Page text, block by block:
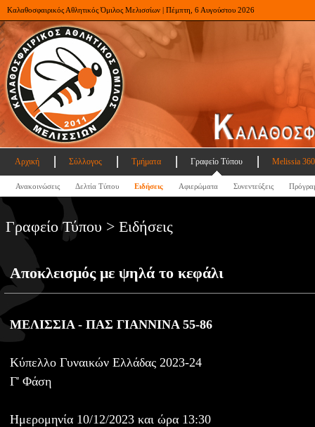
Καλαθοσφαιρικός Αθλητικός Όμιλος Μελισσίων | Πέμπτη, 6 Αυγούστου 2026
Αρχική Σύλλογος Τμήματα Γραφείο Τύπου Melissia
Ανακοινώσεις Δελτία Τύπου Ειδήσεις Αφιερώματα Συνεντεύξεις
Γραφείο Τύπου > Ειδήσεις
Αποκλεισμός με ψηλά το κεφάλι
ΜΕΛΙΣΣΙΑ - ΠΑΣ ΓΙΑΝΝΙΝΑ 55-86
Κύπελλο Γυναικών Ελλάδας 2023-24
Γ' Φάση
Ημερομηνία 10/12/2023 και ώρα 13:30